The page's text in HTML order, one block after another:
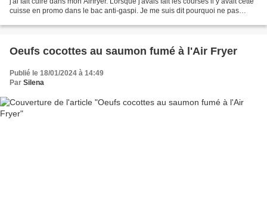
cuisse en promo dans le bac anti-gaspi. Je me suis dit pourquoi ne pas
Oeufs cocottes au saumon fumé à l'Air Fryer
Publié le 18/01/2024 à 14:49
Par Silena